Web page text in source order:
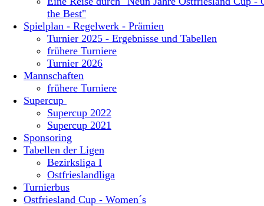
the Best"
Spielplan - Regelwerk - Prämien
Turnier 2025 - Ergebnisse und Tabellen
frühere Turniere
Turnier 2026
Mannschaften
frühere Turniere
Supercup
Supercup 2022
Supercup 2021
Sponsoring
Tabellen der Ligen
Bezirksliga I
Ostfrieslandliga
Turnierbus
Ostfriesland Cup - Women´s